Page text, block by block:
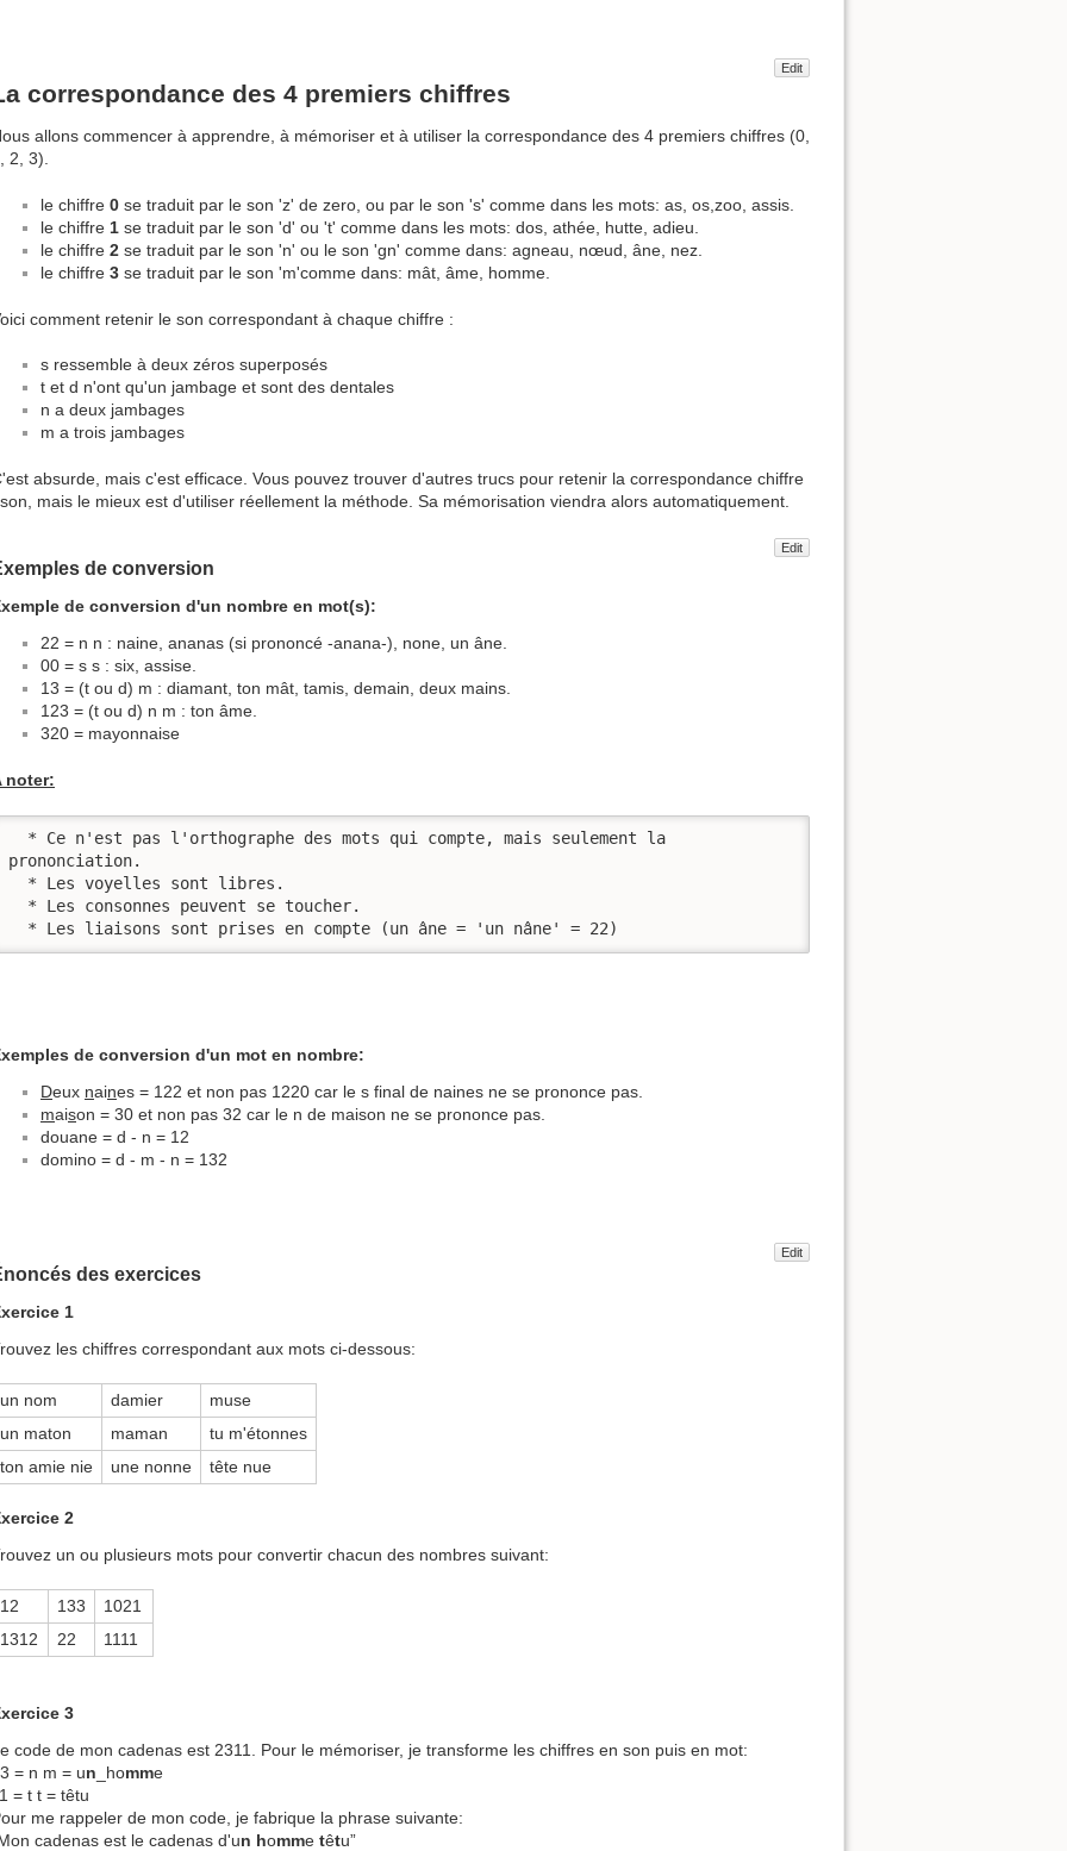
Edit
correspondance des 4 premiers chiffres
allons commencer à apprendre, à mémoriser et à utiliser la correspondance des 4 premiers chiffres (0,
2, 3).
le chiffre 0 se traduit par le son 'z' de zero, ou par le son 's' comme dans les mots: as, os,zoo, assis.
le chiffre 1 se traduit par le son 'd' ou 't' comme dans les mots: dos, athée, hutte, adieu.
le chiffre 2 se traduit par le son 'n' ou le son 'gn' comme dans: agneau, nœud, âne, nez.
le chiffre 3 se traduit par le son 'm'comme dans: mât, âme, homme.
comment retenir le son correspondant à chaque chiffre :
s ressemble à deux zéros superposés
t et d n'ont qu'un jambage et sont des dentales
n a deux jambages
m a trois jambages
absurde, mais c'est efficace. Vous pouvez trouver d'autres trucs pour retenir la correspondance chiffre
mais le mieux est d'utiliser réellement la méthode. Sa mémorisation viendra alors automatiquement.
Edit
de conversion
de conversion d'un nombre en mot(s):
22 = n n : naine, ananas (si prononcé -anana-), none, un âne.
00 = s s : six, assise.
13 = (t ou d) m : diamant, ton mât, tamis, demain, deux mains.
123 = (t ou d) n m : ton âme.
320 = mayonnaise
noter:
prononciation.
  * Les liaisons sont prises en compte (un âne = 'un nâne' = 22)
de conversion d'un mot en nombre:
Deux naines = 122 et non pas 1220 car le s final de naines ne se prononce pas.
maison = 30 et non pas 32 car le n de maison ne se prononce pas.
douane = d - n = 12
domino = d - m - n = 132
Edit
des exercices
1
les chiffres correspondant aux mots ci-dessous:
un nom damier
muse
un maton
maman
tu m'étonnes
ton amie nie
une nonne tête nue
2
un ou plusieurs mots pour convertir chacun des nombres suivant:
12 133
1021
1312
22 1111
3
code de mon cadenas est 2311. Pour le mémoriser, je transforme les chiffres en son puis en mot:
= n m = un _homme
= t t = têtu
me rappeler de mon code, je fabrique la phrase suivante:
cadenas est le cadenas d'un homme têtu”